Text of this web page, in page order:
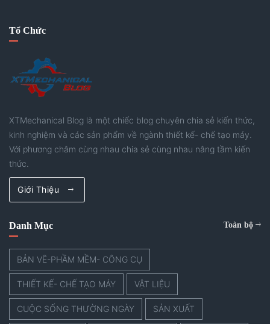
Tổ Chức
XTMechanical Blog là một chiếc blog chuyên chia sẻ kiến thức,
kinh nghiệm và các sản phẩm về ngành thiết kế- chế tạo máy.
Với phương châm cùng nhau chia sẻ cùng nhau nâng tầm kiến
thức.
Giới Thiệu
Danh Mục Toàn bộ
BẢN VẼ-PHẦM MỀM- CÔNG CỤ
THIẾT KẾ- CHẾ TẠO MÁY VẬT LIỆU
CUỘC SỐNG THƯỜNG NGÀY SẢN XUẤT